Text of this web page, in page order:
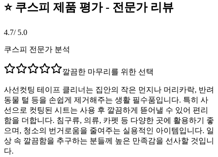
⭐ 쿠스피 제품 평가 - 전문가 리뷰
4.7/ 5.0
쿠스피 전문가 분석
깔끔한 마무리를 위한 선택
사선컷팅 테이프 클리너는 집안의 작은 먼지나 머리카락, 반려
동물 털 등을 손쉽게 제거해주는 생활 필수품입니다. 특히 사
선으로 컷팅된 시트는 사용 후 깔끔하게 뜯어낼 수 있어 편리
함을 더합니다. 침구류, 의류, 카펫 등 다양한 곳에 활용하기 좋
으며, 청소의 번거로움을 줄여주는 실용적인 아이템입니다. 일
상 속 깔끔함을 추구하는 분들께 높은 만족감을 선사할 것입니
다.